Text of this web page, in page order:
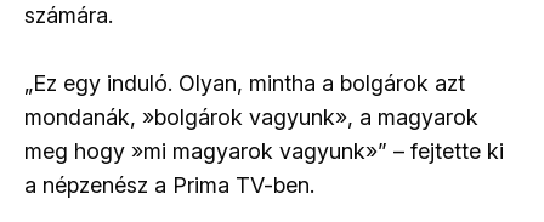
számára.
„Ez egy induló. Olyan, mintha a bolgárok azt
mondanák, »bolgárok vagyunk», a magyarok
meg hogy »mi magyarok vagyunk»” – fejtette ki
a népzenész a Prima TV-ben.